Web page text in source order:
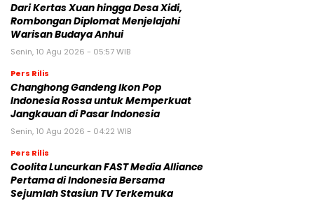
Dari Kertas Xuan hingga Desa Xidi,
Rombongan Diplomat Menjelajahi
Warisan Budaya Anhui
Senin, 10 Agu 2026 - 05:57 WIB
Pers Rilis
Changhong Gandeng Ikon Pop
Indonesia Rossa untuk Memperkuat
Jangkauan di Pasar Indonesia
Senin, 10 Agu 2026 - 04:22 WIB
Pers Rilis
Coolita Luncurkan FAST Media Alliance
Pertama di Indonesia Bersama
Sejumlah Stasiun TV Terkemuka